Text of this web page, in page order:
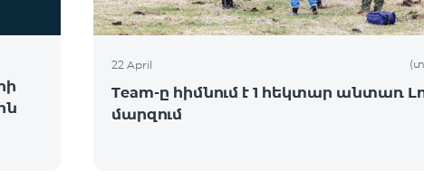
22 April
Team-ը հիմնում է 1 հեկտար անտառ
մարզում